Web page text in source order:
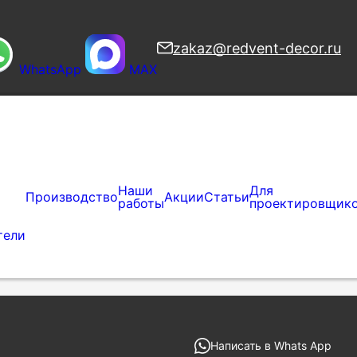
WhatsApp MAX
zakaz@redvent-decor.ru
ПроизводствоНаши
работыАкцииСтатьиДля
Написать в Whats App